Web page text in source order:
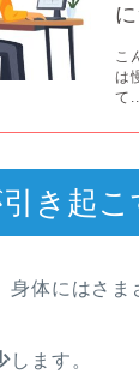
こ
は
て...
き起
身体にはさま
します。